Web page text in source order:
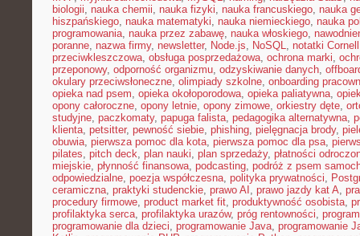
biologii, nauka chemii, nauka fizyki, nauka francuskiego, nauka
hiszpańskiego, nauka matematyki, nauka niemieckiego, nauka
programowania, nauka przez zabawę, nauka włoskiego,
poranne, nazwa firmy, newsletter, Node.js, NoSQL, notatki Cornell
przeciwkleszczowa, obsługa posprzedażowa, ochrona marki,
przeponowy, odporność organizmu, odzyskiwanie danych,
okulary przeciwsłoneczne, olimpiady szkolne, onboarding
opieka nad psem, opieka okołoporodowa, opieka paliatywna,
opony całoroczne, opony letnie, opony zimowe, orkiestry dęte,
studyjne, paczkomaty, papuga falista, pedagogika alternatywna,
klienta, petsitter, pewność siebie, phishing, pielęgnacja brody,
obuwia, pierwsza pomoc dla kota, pierwsza pomoc dla psa,
pilates, pitch deck, plan nauki, plan sprzedaży, płatności
miejskie, płynność finansowa, podcasting, podróż z psem
odpowiedzialne, poezja współczesna, polityka prywatności,
ceramiczna, praktyki studenckie, prawo AI , prawo jazdy kat A,
procedury firmowe, product market fit, produktywność osobista,
profilaktyka serca, profilaktyka urazów, próg rentowności,
programowanie dla dzieci, programowanie Java, programowanie